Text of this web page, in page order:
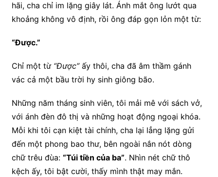
hãi, cha chỉ im lặng giây lát. Ánh mắt ông lướt qua
khoảng không vô định, rồi ông đáp gọn lỏn một từ:
“Được.”
Chỉ một từ “Được”ấy thôi, cha đã âm thầm gánh
vác cả một bầu trời hy sinh giông bão.
Những năm tháng sinh viên, tôi mải mê với sách vở,
với ánh đèn đô thị và những hoạt động ngoại khóa.
Mỗi khi tôi cạn kiệt tài chính, cha lại lẳng lặng gửi
đến một phong bao thư, bên ngoài nắn nót dòng
chữ trêu đùa: “Túi tiền của ba”. Nhìn nét chữ thô
kệch ấy, tôi bật cười, thấy mình thật may mắn.